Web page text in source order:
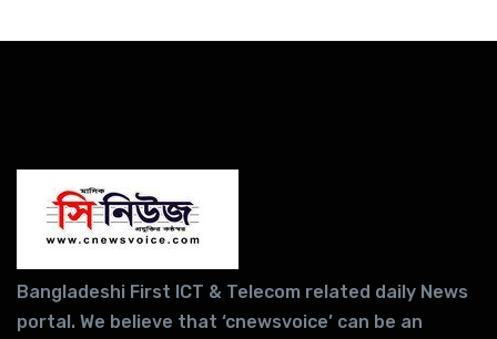
Bangladeshi First ICT & Telecom related daily News
portal. We believe that ‘cnewsvoice’ can be an